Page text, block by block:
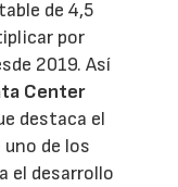
de 4,5
por
2019. Así
Center
destaca el
de los
el desarrollo